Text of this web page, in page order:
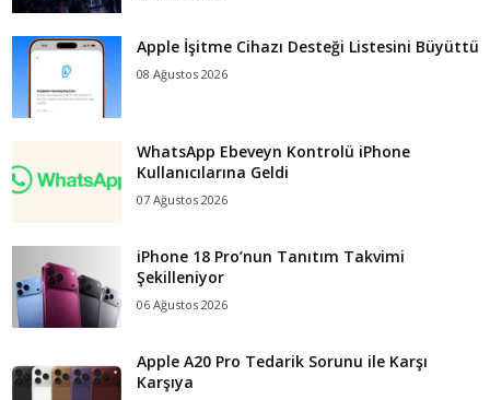
Apple İşitme Cihazı Desteği Listesini Büyüttü
08 Ağustos 2026
WhatsApp Ebeveyn Kontrolü iPhone
Kullanıcılarına Geldi
07 Ağustos 2026
iPhone 18 Pro’nun Tanıtım Takvimi
Şekilleniyor
06 Ağustos 2026
Apple A20 Pro Tedarik Sorunu ile Karşı
Karşıya